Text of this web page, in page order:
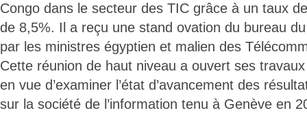
Congo dans le secteur des TIC grâce à un taux
de 8,5%. Il a reçu une stand ovation du bureau
par les ministres égyptien et malien des
Cette réunion de haut niveau a ouvert ses
en vue d’examiner l’état d’avancement des
sur la société de l’information tenu à Genève en